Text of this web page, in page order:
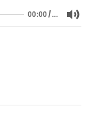
00:00/…